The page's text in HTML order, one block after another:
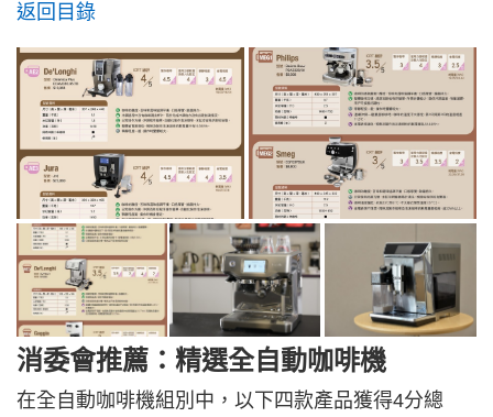
返回目錄
消委會推薦：精選全自動咖啡機
在全自動咖啡機組別中，以下四款產品獲得4分總